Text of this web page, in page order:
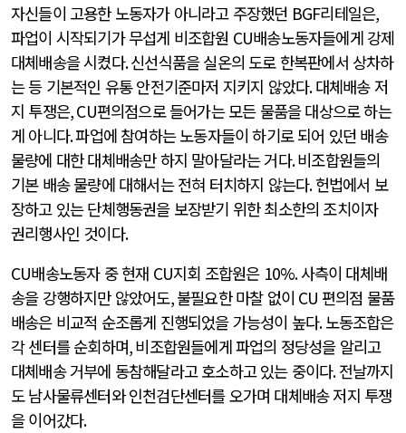
자신들이 고용한 노동자가 아니라고 주장했던 BGF리테일은,
파업이 시작되기가 무섭게 비조합원 CU배송노동자들에게 강제
대체배송을 시켰다.신선식품을 실온의 도로 한복판에서 상차하
는 등 기본적인 유통 안전기준마저 지키지 않았다.대체배송 저
지 투쟁은, CU편의점으로 들어가는 모든 물품을 대상으로 하는
게 아니다.파업에 참여하는 노동자들이 하기로 되어 있던 배송
물량에 대한 대체배송만 하지 말아달라는 거다.비조합원들의
기본 배송 물량에 대해서는 전혀 터치하지 않는다.헌법에서 보
장하고 있는 단체행동권을 보장받기 위한 최소한의 조치이자
권리행사인 것이다.
CU배송노동자 중 현재 CU지회 조합원은 10%.사측이 대체배
송을 강행하지만 않았어도,불필요한 마찰 없이 CU 편의점 물품
배송은 비교적 순조롭게 진행되었을 가능성이 높다.노동조합은
각 센터를 순회하며,비조합원들에게 파업의 정당성을 알리고
대체배송 거부에 동참해달라고 호소하고 있는 중이다.전날까지
도 남사물류센터와 인천검단센터를 오가며 대체배송 저지 투쟁
을 이어갔다.